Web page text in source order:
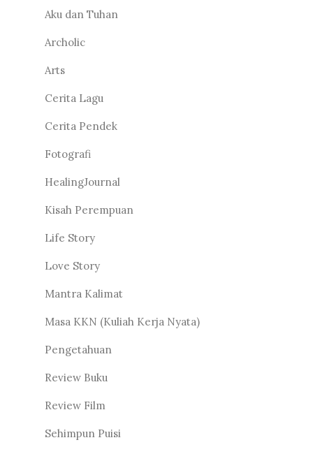
Aku dan Tuhan
Archolic
Arts
Cerita Lagu
Cerita Pendek
Fotografi
HealingJournal
Kisah Perempuan
Life Story
Love Story
Mantra Kalimat
Masa KKN (Kuliah Kerja Nyata)
Pengetahuan
Review Buku
Review Film
Sehimpun Puisi